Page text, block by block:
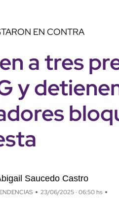
EN CONTRA
a tres
y
Saucedo Castro
23/06/2025 · 06:50 hs